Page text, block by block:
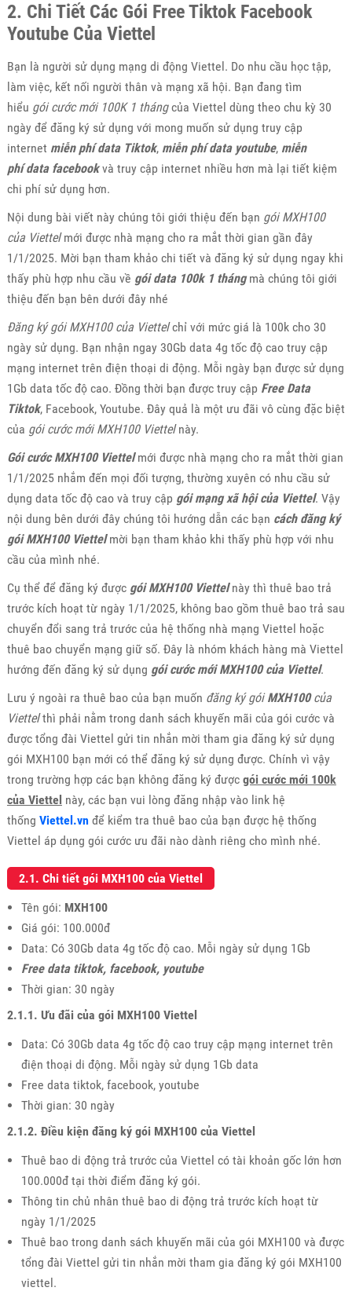
2. Chi Tiết Các Gói Free Tiktok Facebook
Youtube Của Viettel
Bạn là người sử dụng mạng di động Viettel. Do nhu cầu học tập,
làm việc, kết nối người thân và mạng xã hội. Bạn đang tìm
hiểu gói cước mới 100K 1 thángcủa Viettel dùng theo chu kỳ 30
ngày để đăng ký sử dụng với mong muốn sử dụng truy cập
internet miễn phí data Tiktok, miễn phí data youtube, miễn
phí data facebookvà truy cập internet nhiều hơn mà lại tiết kiệm
chi phí sử dụng hơn.
Nội dung bài viết này chúng tôi giới thiệu đến bạn gói MXH100
của Viettelmới được nhà mạng cho ra mắt thời gian gần đây
1/1/2025. Mời bạn tham khảo chi tiết và đăng ký sử dụng ngay khi
thấy phù hợp nhu cầu về gói data 100k 1 tháng mà chúng tôi giới
thiệu đến bạn bên dưới đây nhé
Đăng ký gói MXH100 của Viettelchỉ với mức giá là 100k cho 30
ngày sử dụng. Bạn nhận ngay 30Gb data 4g tốc độ cao truy cập
mạng internet trên điện thoại di động. Mỗi ngày bạn được sử dụng
1Gb data tốc độ cao. Đồng thời bạn được truy cập Free Data
Tiktok, Facebook, Youtube. Đây quả là một ưu đãi vô cùng đặc biệt
của gói cước mới MXH100 Viettelnày.
Gói cước MXH100 Viettelmới được nhà mạng cho ra mắt thời gian
1/1/2025 nhắm đến mọi đối tượng, thường xuyên có nhu cầu sử
dụng data tốc độ cao và truy cập gói mạng xã hội của Viettel. Vậy
nội dung bên dưới đây chúng tôi hướng dẫn các bạn cách đăng ký
gói MXH100 Viettelmời bạn tham khảo khi thấy phù hợp với nhu
cầu của mình nhé.
Cụ thể để đăng ký được gói MXH100 Viettelnày thì thuê bao trả
trước kích hoạt từ ngày 1/1/2025, không bao gồm thuê bao trả sau
chuyển đổi sang trả trước của hệ thống nhà mạng Viettel hoặc
thuê bao chuyển mạng giữ số. Đây là nhóm khách hàng mà Viettel
hướng đến đăng ký sử dụng gói cước mới MXH100 của Viettel.
Lưu ý ngoài ra thuê bao của bạn muốn đăng ký góiMXH100của
Viettelthì phải nằm trong danh sách khuyến mãi của gói cước và
được tổng đài Viettel gửi tin nhắn mời tham gia đăng ký sử dụng
gói MXH100 bạn mới có thể đăng ký sử dụng được. Chính vì vậy
trong trường hợp các bạn không đăng ký được gói cước mới 100k
của Viettel này, các bạn vui lòng đăng nhập vào link hệ
thống Viettel.vnđể kiểm tra thuê bao của bạn được hệ thống
Viettel áp dụng gói cước ưu đãi nào dành riêng cho mình nhé.
2.1. Chi tiết gói MXH100 của Viettel
Tên gói: MXH100
Giá gói: 100.000đ
Data: Có 30Gb data 4g tốc độ cao. Mỗi ngày sử dụng 1Gb
Free data tiktok, facebook, youtube
Thời gian: 30 ngày
2.1.1. Ưu đãi của gói MXH100 Viettel
Data: Có 30Gb data 4g tốc độ cao truy cập mạng internet trên
điện thoại di động. Mỗi ngày sử dụng 1Gb data
Free data tiktok, facebook, youtube
Thời gian: 30 ngày
2.1.2. Điều kiện đăng ký gói MXH100 của Viettel
Thuê bao di động trả trước của Viettel có tài khoản gốc lớn hơn
100.000đ tại thời điểm đăng ký gói.
Thông tin chủ nhân thuê bao di động trả trước kích hoạt từ
ngày 1/1/2025
Thuê bao trong danh sách khuyến mãi của gói MXH100 và được
tổng đài Viettel gửi tin nhắn mời tham gia đăng ký gói MXH100
viettel.